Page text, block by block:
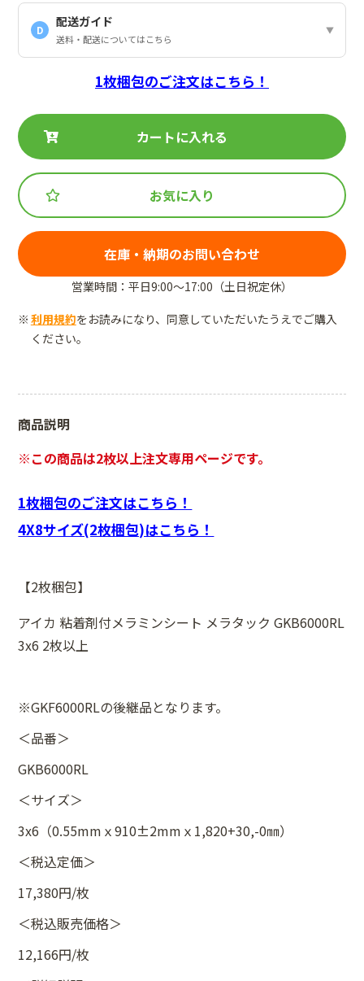
D
配送ガイド
送料・配送についてはこちら
1枚梱包のご注文はこちら！
カートに入れる
お気に入り
在庫・納期のお問い合わせ
営業時間：平日9:00～17:00（土日祝定休）
利用規約をお読みになり、同意していただいたうえでご購入
ください。
商品説明
※この商品は2枚以上注文専用ページです。
1枚梱包のご注文はこちら！
4X8サイズ(2枚梱包)はこちら！
【2枚梱包】
アイカ 粘着剤付メラミンシート メラタック GKB6000RL
3x6 2枚以上
※GKF6000RLの後継品となります。
＜品番＞
GKB6000RL
＜サイズ＞
3x6（0.55mmｘ910±2mmｘ1,820+30,-0㎜）
＜税込定価＞
17,380円/枚
＜税込販売価格＞
12,166円/枚